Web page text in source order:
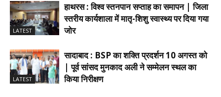
LATEST
हाथरस : विश्व स्तनपान सप्ताह का समापन | जिला
स्तरीय कार्यशाला में मातृ-शिशु स्वास्थ्य पर दिया गया
जोर
LATEST
सादाबाद : BSP का शक्ति प्रदर्शन 10 अगस्त को
| पूर्व सांसद मुनकाद अली ने सम्मेलन स्थल का
किया निरीक्षण